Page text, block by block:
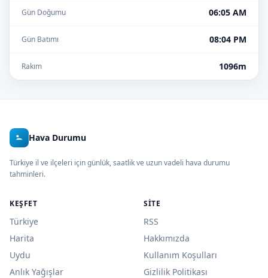
Gün Doğumu 06:05 AM
Gün Batımı 08:04 PM
Rakım 1096m
Hava Durumu
Türkiye il ve ilçeleri için günlük, saatlik ve uzun vadeli hava durumu
tahminleri.
KEŞFET
Türkiye
Harita
Uydu
Anlık Yağışlar
SITE
RSS
Hakkımızda
Kullanım Koşulları
Gizlilik Politikası